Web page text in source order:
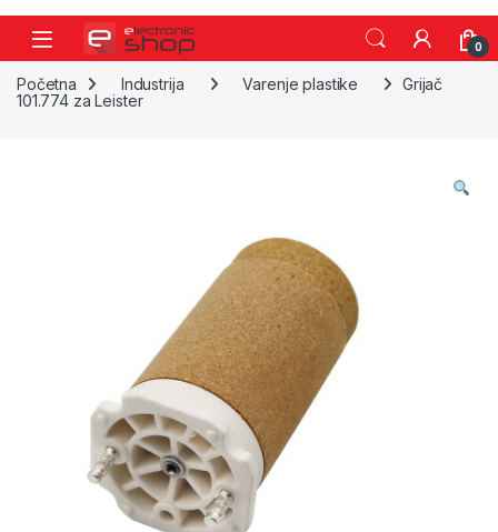
Skip to navigation
Skip to content
0
Početna Industrija Varenje plastike
Grijač
101.774 za Leister